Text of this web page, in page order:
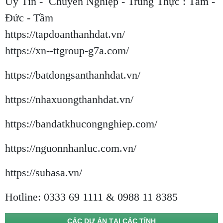
Đức - Tầm
https://tapdoanthanhdat.vn/
https://xn--ttgroup-g7a.com/
https://batdongsanthanhdat.vn/
https://nhaxuongthanhdat.vn/
https://bandatkhucongnghiep.com/
https://nguonnhanluc.com.vn/
https://subasa.vn/
Hotline: 0333 69 1111 & 0988 11 8385
CÁC DỰ ÁN TẠI CÁC TỈNH